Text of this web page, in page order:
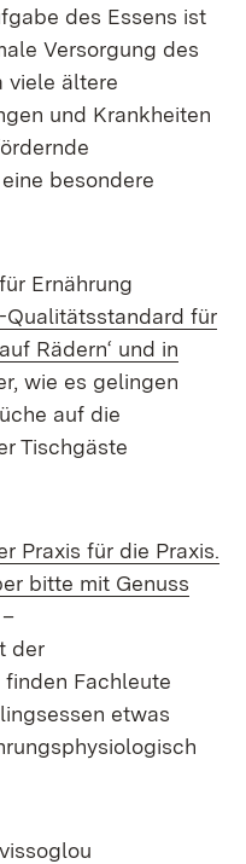
des Essens ist
Versorgung des
viele ältere
und Krankheiten
besondere
Ernährung
Qualitätsstandard für
Rädern‘ und in
in neuem Fenster)
wie es gelingen
auf die
Tischgäste
Praxis für die Praxis.
bitte mit Genuss
Fenster)
der
finden Fachleute
etwas